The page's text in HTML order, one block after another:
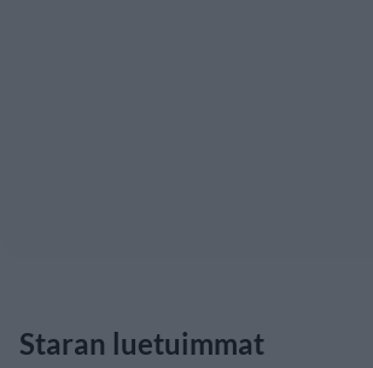
Staran luetuimmat